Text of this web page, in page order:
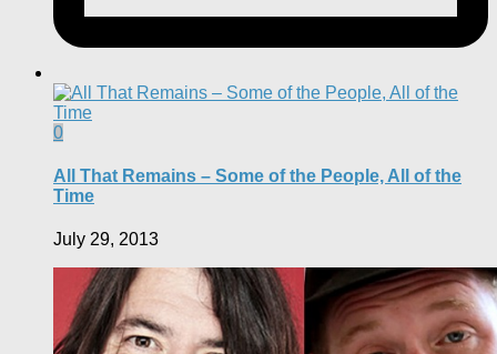
0
All That Remains – Some of the People, All of the
Time
July 29, 2013